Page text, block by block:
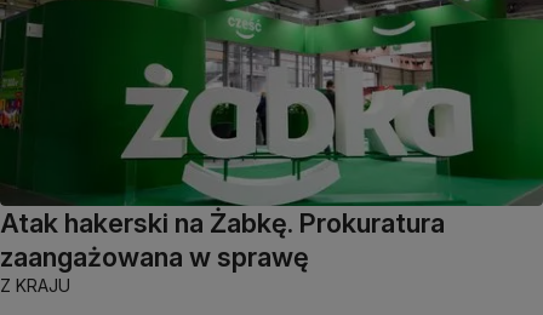
Atak hakerski na Żabkę. Prokuratura
zaangażowana w sprawę
Z KRAJU